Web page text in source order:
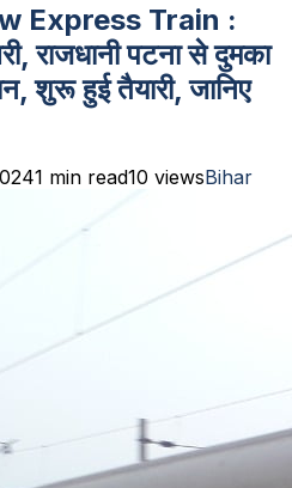
Express Train :
राजधानी पटना से दुमका
हुई तैयारी, जानिए
1 min read10 viewsBihar